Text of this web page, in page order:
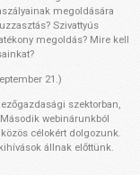
megoldására
Szivattyús
megoldás? Mire kell
21.)
szektorban,
Másodikwebinárunkból
célokért dolgozunk.
állnak előttünk.